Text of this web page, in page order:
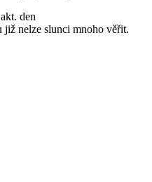
den
již nelze slunci mnoho věřit.